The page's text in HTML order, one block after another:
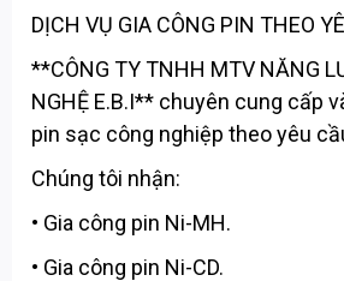
DỊCH VỤ GIA CÔNG PIN THEO
**CÔNG TY TNHH MTV NĂNG
NGHỆ E.B.I** chuyên cung cấp
pin sạc công nghiệp theo yêu
Chúng tôi nhận:
• Gia công pin Ni-MH.
• Gia công pin Ni-CD.